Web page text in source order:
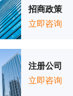
招商政策
立即咨询
注册公司
立即咨询